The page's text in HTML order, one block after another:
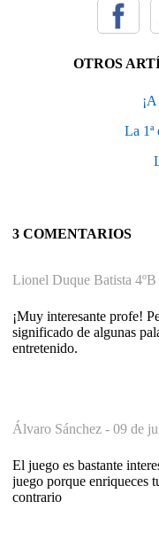
OTROS
La 1ª
3 COMENTARIOS
Lionel Duque Batista
¡Muy interesante profe!
significado de algunas
entretenido.
Álvaro Sánchez - 09 de
El juego es bastante
juego porque enriqueces
contrario